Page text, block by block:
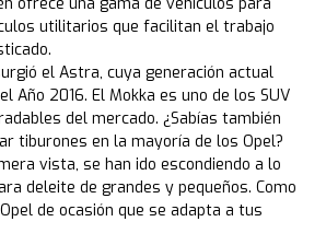
ofrece una gama de vehículos para
utilitarios que facilitan el trabajo
el Astra, cuya generación actual
Año 2016. El Mokka es uno de los SUV
del mercado. ¿Sabías también
tiburones en la mayoría de los Opel?
vista, se han ido escondiendo a lo
deleite de grandes y pequeños. Como
de ocasión que se adapta a tus